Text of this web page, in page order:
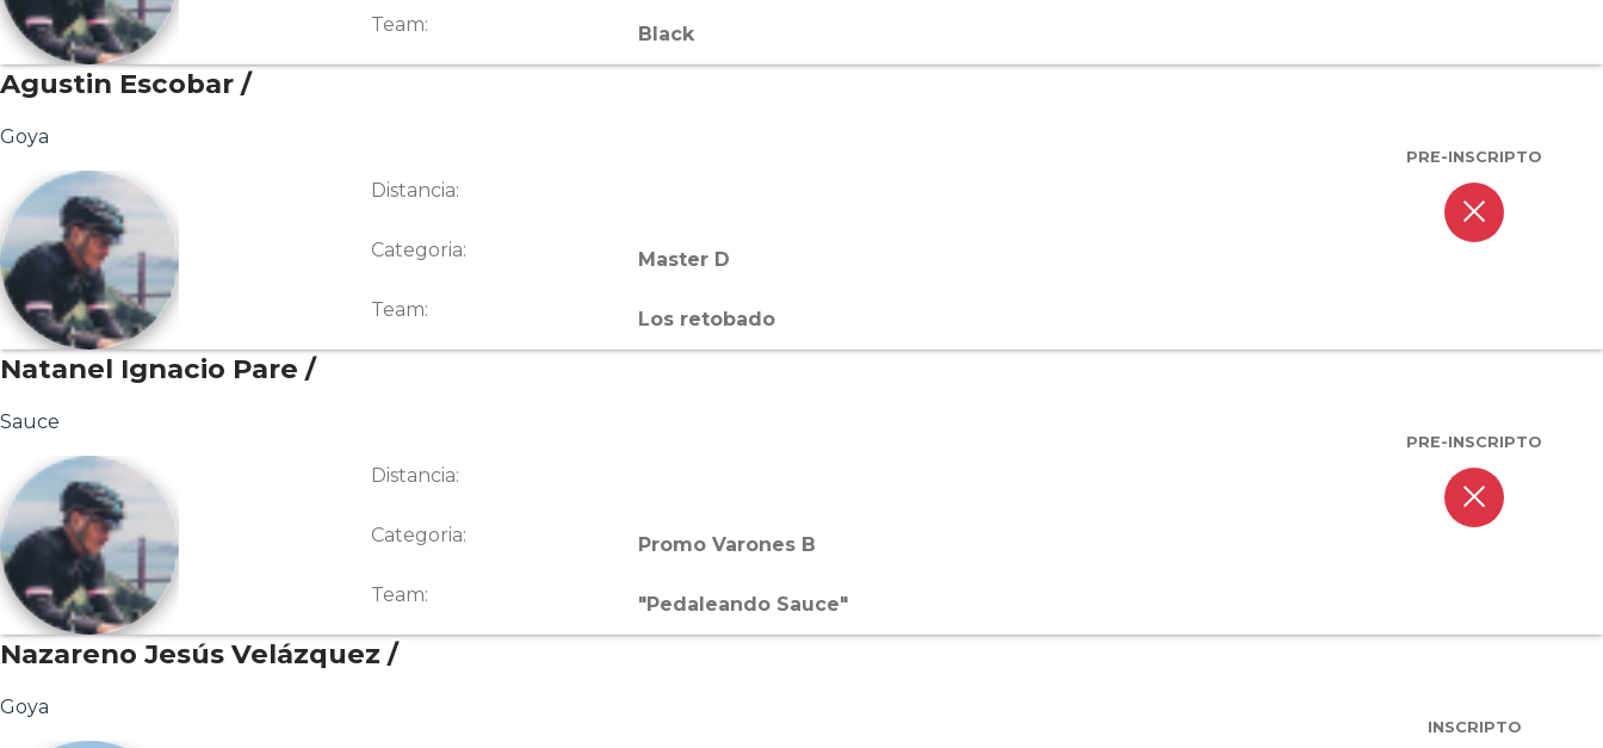
Team: Black
Agustin Escobar /
Goya
Distancia:
Categoria: Master D
Team: Los retobado
PRE-INSCRIPTO
close
Natanel Ignacio Pare /
Sauce
Distancia:
Categoria: Promo Varones B
Team: "Pedaleando Sauce"
PRE-INSCRIPTO
close
Nazareno Jesús Velázquez /
Goya
INSCRIPTO